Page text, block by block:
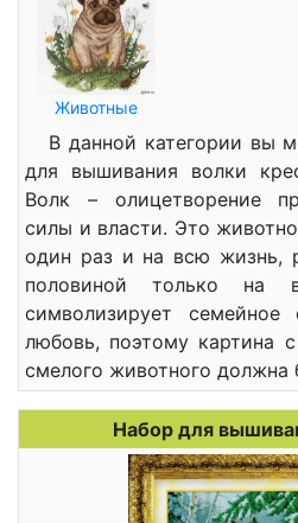
Животные
В данной категории вы
для вышивания волки
Волк – олицетворение
силы и власти. Это
один раз и на всю жизнь,
половиной только на
символизирует семейное
любовь, поэтому картина
смелого животного
Набор для